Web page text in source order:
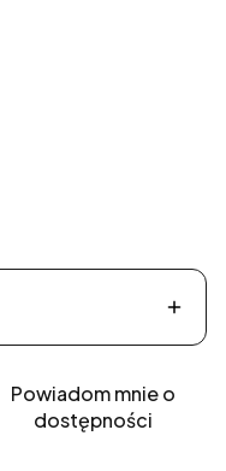
Powiadom mnie o
dostępności